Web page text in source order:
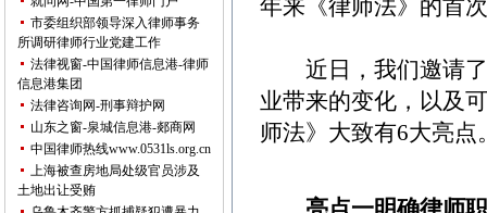
市委组织部领导深入律师事务
所调研律师行业党建工作
法律视窗-中国律师信息港-律师
信息港集团
法律咨询网-刑事辩护网
山东之窗-泉城信息港-郯商网
中国律师热线www.0531ls.org.cn
上海被查房地局处级官员涉及
土地出让受贿
年来《律师法》的首
近日，我们邀请了
业带来的变化，以及
师法》大致有6大亮点